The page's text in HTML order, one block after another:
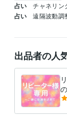
占い チャネリン
占い 遠隔波動調
出品者の人